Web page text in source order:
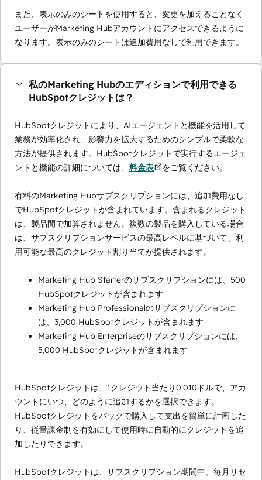
また、表示のみのシートを使用すると、変更を加えることなく
ユーザーがMarketing Hubアカウントにアクセスできるように
なります。表示のみのシートは追加費用なしで利用できます。
私のMarketing Hubのエディションで利用できる
HubSpotクレジットは？
HubSpotクレジットにより、AIエージェントと機能を活用して
業務が効率化され、影響力を拡大するためのシンプルで柔軟な
方法が提供されます。HubSpotクレジットで実行するエージェ
ントと機能の詳細については、 料金表 をご覧ください。
有料のMarketing Hubサブスクリプションには、追加費用なし
でHubSpotクレジットが含まれています。含まれるクレジット
は、製品間で加算されません。複数の製品を購入している場合
は、サブスクリプションサービスの最高レベルに基づいて、利
用可能な最高のクレジット割り当てが提供されます。
Marketing Hub Starterのサブスクリプションには、500
HubSpotクレジットが含まれます
Marketing Hub Professionalのサブスクリプションに
は、3,000 HubSpotクレジットが含まれます
Marketing Hub Enterpriseのサブスクリプションには、
5,000 HubSpotクレジットが含まれます
HubSpotクレジットは、1クレジット当たり0.010ドルで、アカ
ウントにいつ、どのように追加するかを選択できます。
HubSpotクレジットをパックで購入して支出を簡単に計画した
り、従量課金制を有効にして使用時に自動的にクレジットを追
加したりできます。
HubSpotクレジットは、サブスクリプション期間中、毎月リセ